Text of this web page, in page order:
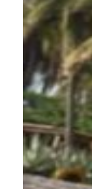
PROTAGONISTAS
EL NUEVE STREAMS
PROGRAMACIÓN
EN VIVO